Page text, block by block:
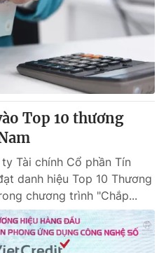
Top 10 thương
Tài chính Cổ phần Tín
danh hiệu Top 10 Thương
chương trình "Chắp...